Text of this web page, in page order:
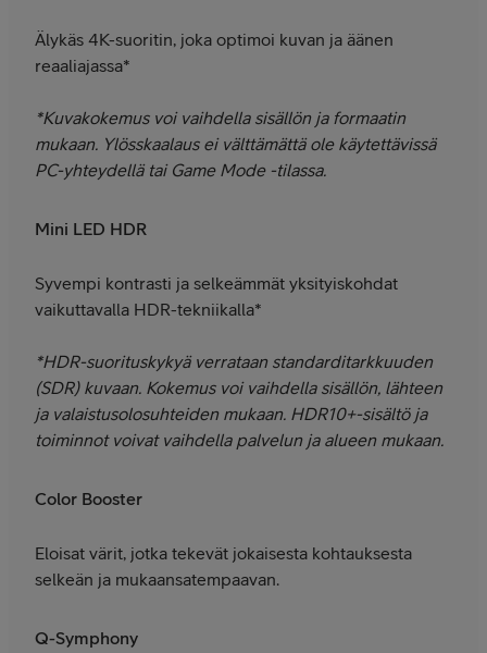
Älykäs 4K-suoritin, joka optimoi kuvan ja äänen
reaaliajassa*
*Kuvakokemus voi vaihdella sisällön ja formaatin
mukaan. Ylösskaalaus ei välttämättä ole käytettävissä
PC-yhteydellä tai Game Mode -tilassa.
Mini LED HDR
Syvempi kontrasti ja selkeämmät yksityiskohdat
vaikuttavalla HDR-tekniikalla*
*HDR-suorituskykyä verrataan standarditarkkuuden
(SDR) kuvaan. Kokemus voi vaihdella sisällön, lähteen
ja valaistusolosuhteiden mukaan. HDR10+-sisältö ja
toiminnot voivat vaihdella palvelun ja alueen mukaan.
Color Booster
Eloisat värit, jotka tekevät jokaisesta kohtauksesta
selkeän ja mukaansatempaavan.
Q-Symphony